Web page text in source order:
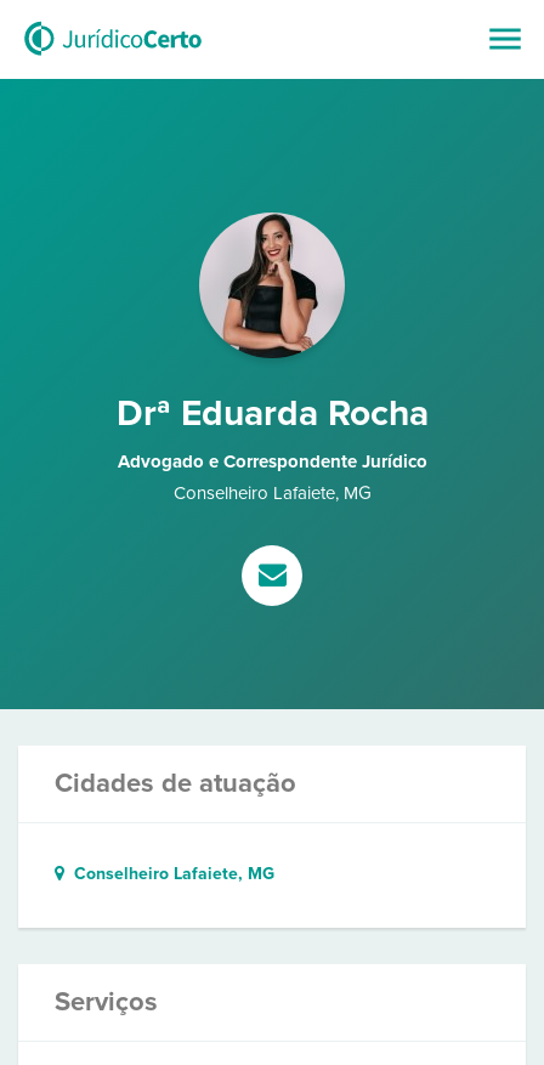
Drª Eduarda Rocha
Advogado e Correspondente Jurídico
Conselheiro Lafaiete, MG
Cidades de atuação
Conselheiro Lafaiete, MG
Serviços